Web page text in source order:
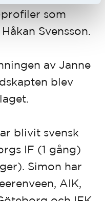
som
Svensson.
av Janne
blev
blivit svensk
IF (1 gång)
Simon har
AIK,